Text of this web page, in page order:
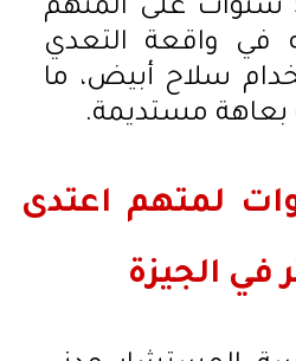
بالسجن لمدة 5 سنوات على المتهم
في واقعة التعدي
سلاح أبيض، ما
بعاهة مستديمة.
5 سنوات لمتهم اعتدى
في الجيزة